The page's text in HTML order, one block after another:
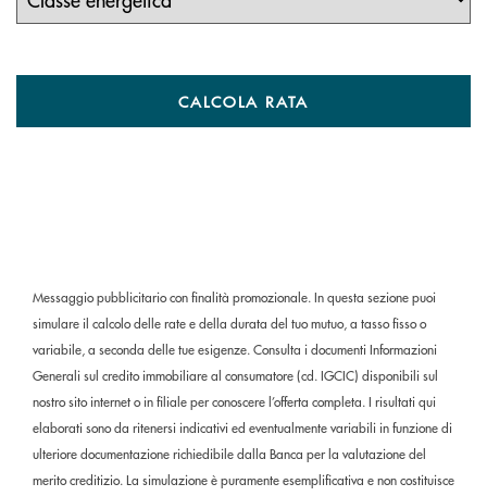
CALCOLA RATA
Messaggio pubblicitario con finalità promozionale. In questa sezione puoi
simulare il calcolo delle rate e della durata del tuo mutuo, a tasso fisso o
variabile, a seconda delle tue esigenze. Consulta i documenti Informazioni
Generali sul credito immobiliare al consumatore (cd. IGCIC) disponibili sul
nostro sito internet o in filiale per conoscere l’offerta completa. I risultati qui
elaborati sono da ritenersi indicativi ed eventualmente variabili in funzione di
ulteriore documentazione richiedibile dalla Banca per la valutazione del
merito creditizio. La simulazione è puramente esemplificativa e non costituisce